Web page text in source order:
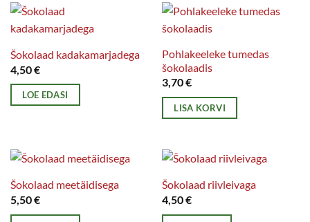
Šokolaad kadakamarjadega
4,50€
LOE EDASI
Pohlakeeleke tumedas
šokolaadis
3,70€
LISA KORVI
Šokolaad meetäidisega
5,50€
Šokolaad riivleivaga
4,50€